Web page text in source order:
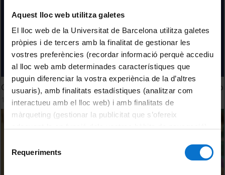
Aquest lloc web utilitza galetes
El lloc web de la Universitat de Barcelona utilitza galetes
pròpies i de tercers amb la finalitat de gestionar les
vostres preferències (recordar informació perquè accediu
al lloc web amb determinades característiques que
puguin diferenciar la vostra experiència de la d’altres
usuaris), amb finalitats estadístiques (analitzar com
interactueu amb el lloc web) i amb finalitats de
màrqueting (gestionar la publicitat que s’ofereix
consultar laPolítica de galetes del lloc web de la
Requeriments
Celebración del Sánscrito 2025. Jardín del Edificio Histórico
11 July, 2025